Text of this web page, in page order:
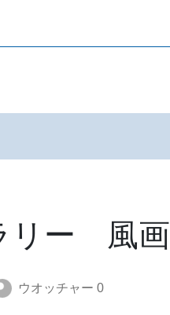
リー 風画
ウオッチャー 0